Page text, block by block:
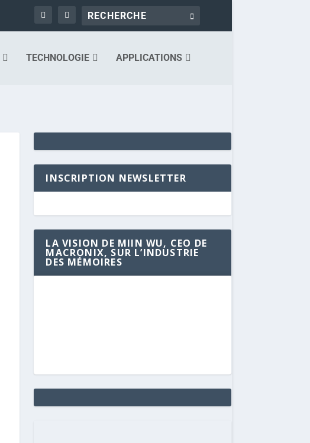
TECHNOLOGIE APPLICATIONS
INSCRIPTION NEWSLETTER
LA VISION DE MIIN WU, CEO DE
MACRONIX, SUR L’INDUSTRIE
DES MÉMOIRES